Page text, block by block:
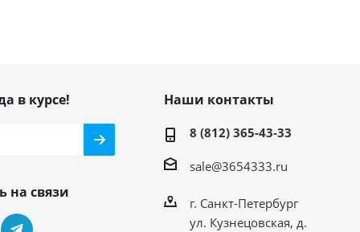
в курсе!
на связи
Наши контакты
8 (812) 365-43-33
sale@3654333.ru
г. Санкт-Петербург
ул. Кузнецовская, д.